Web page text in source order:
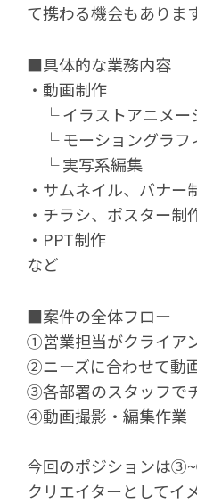
て携わる機会もありま
■具体的な業務内容
・動画制作
└ イラストアニメー
└ モーショングラフ
└ 実写系編集
・サムネイル、バナー
・チラシ、ポスター制
・PPT制作
など
■案件の全体フロー
①営業担当がクライア
②ニーズに合わせて動
③各部署のスタッフで
④動画撮影・編集作業
今回のポジションは
クリエイターとしてイ